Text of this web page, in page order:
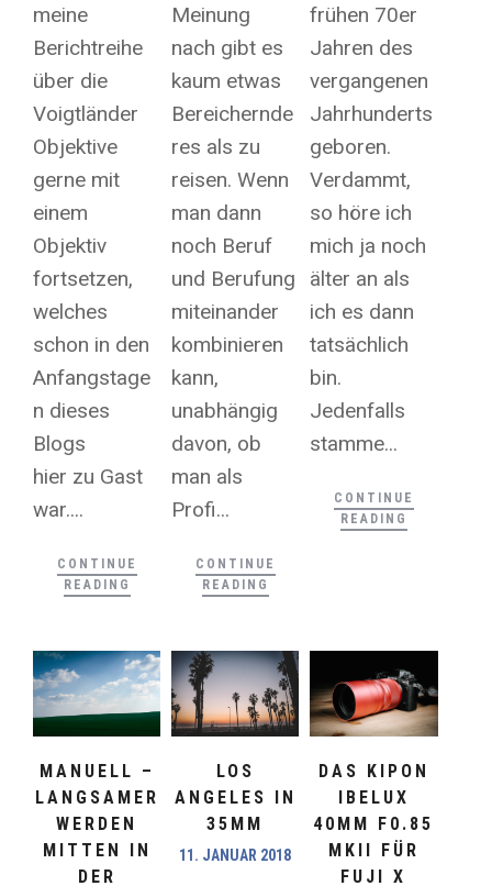
meine
Berichtreihe
über die
Voigtländer
Objektive
gerne mit
einem
Objektiv
fortsetzen,
welches
schon in den
Anfangstage
n dieses
Blogs
hier zu Gast
war....
CONTINUE
READING
Meinung
nach gibt es
kaum etwas
Bereichernde
res als zu
reisen. Wenn
man dann
noch Beruf
und Berufung
miteinander
kombinieren
kann,
unabhängig
davon, ob
man als
Profi...
CONTINUE
READING
frühen 70er
Jahren des
vergangenen
Jahrhunderts
geboren.
Verdammt,
so höre ich
mich ja noch
älter an als
ich es dann
tatsächlich
bin.
Jedenfalls
stamme...
CONTINUE
READING
MANUELL –
LANGSAMER
WERDEN
MITTEN IN
DER
LOS
ANGELES IN
35MM
11. JANUAR 2018
DAS KIPON
IBELUX
40MM F0.85
MKII FÜR
FUJI X